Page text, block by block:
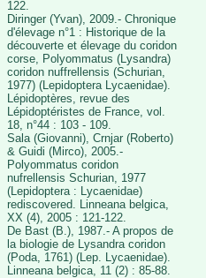
122.
Diringer (Yvan), 2009.- Chronique
d'élevage n°1 : Historique de la
découverte et élevage du coridon
corse, Polyommatus (Lysandra)
coridon nuffrellensis (Schurian,
1977) (Lepidoptera Lycaenidae).
Lépidoptères, revue des
Lépidoptéristes de France, vol.
18, n°44 : 103 - 109.
Sala (Giovanni), Crnjar (Roberto)
& Guidi (Mirco), 2005.-
Polyommatus coridon
nufrellensis Schurian, 1977
(Lepidoptera : Lycaenidae)
rediscovered. Linneana belgica,
XX (4), 2005 : 121-122.
De Bast (B.), 1987.- A propos de
la biologie de Lysandra coridon
(Poda, 1761) (Lep. Lycaenidae).
Linneana belgica, 11 (2) : 85-88.